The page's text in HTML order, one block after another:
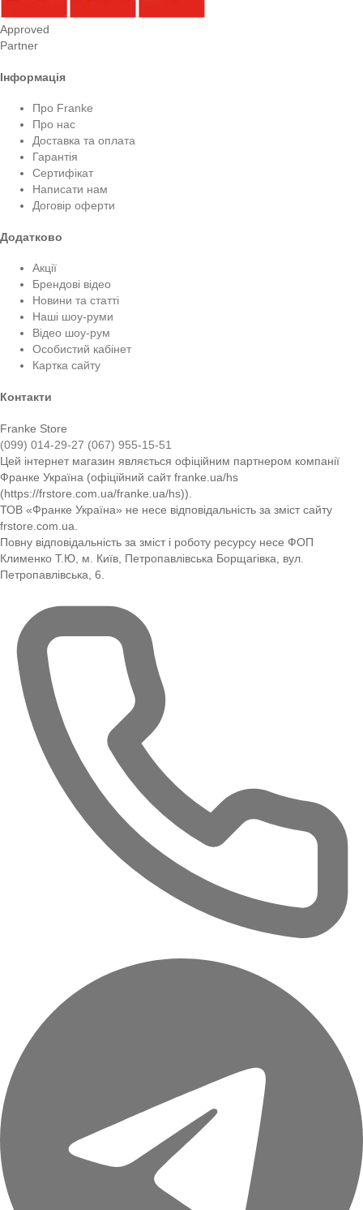
Approved
Partner
Інформація
Про Franke
Про нас
Доставка та оплата
Гарантія
Сертифікат
Написати нам
Договір оферти
Додатково
Акції
Брендові відео
Новини та статті
Наші шоу-руми
Відео шоу-рум
Особистий кабінет
Картка сайту
Контакти
Franke Store
(099) 014-29-27 (067) 955-15-51
Цей інтернет магазин являється офіційним партнером компанії
Франке Україна (офіційний сайт franke.ua/hs
(https://frstore.com.ua/franke.ua/hs)).
ТОВ «Франке Україна» не несе відповідальність за зміст сайту
frstore.com.ua.
Повну відповідальність за зміст і роботу ресурсу несе ФОП
Клименко Т.Ю, м. Київ, Петропавлівська Борщагівка, вул.
Петропавлівська, 6.